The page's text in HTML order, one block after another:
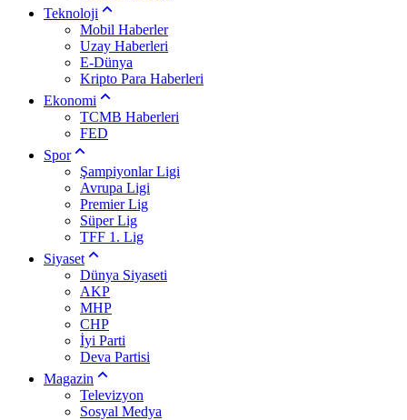
Teknoloji
Mobil Haberler
Uzay Haberleri
E-Dünya
Kripto Para Haberleri
Ekonomi
TCMB Haberleri
FED
Spor
Şampiyonlar Ligi
Avrupa Ligi
Premier Lig
Süper Lig
TFF 1. Lig
Siyaset
Dünya Siyaseti
AKP
MHP
CHP
İyi Parti
Deva Partisi
Magazin
Televizyon
Sosyal Medya